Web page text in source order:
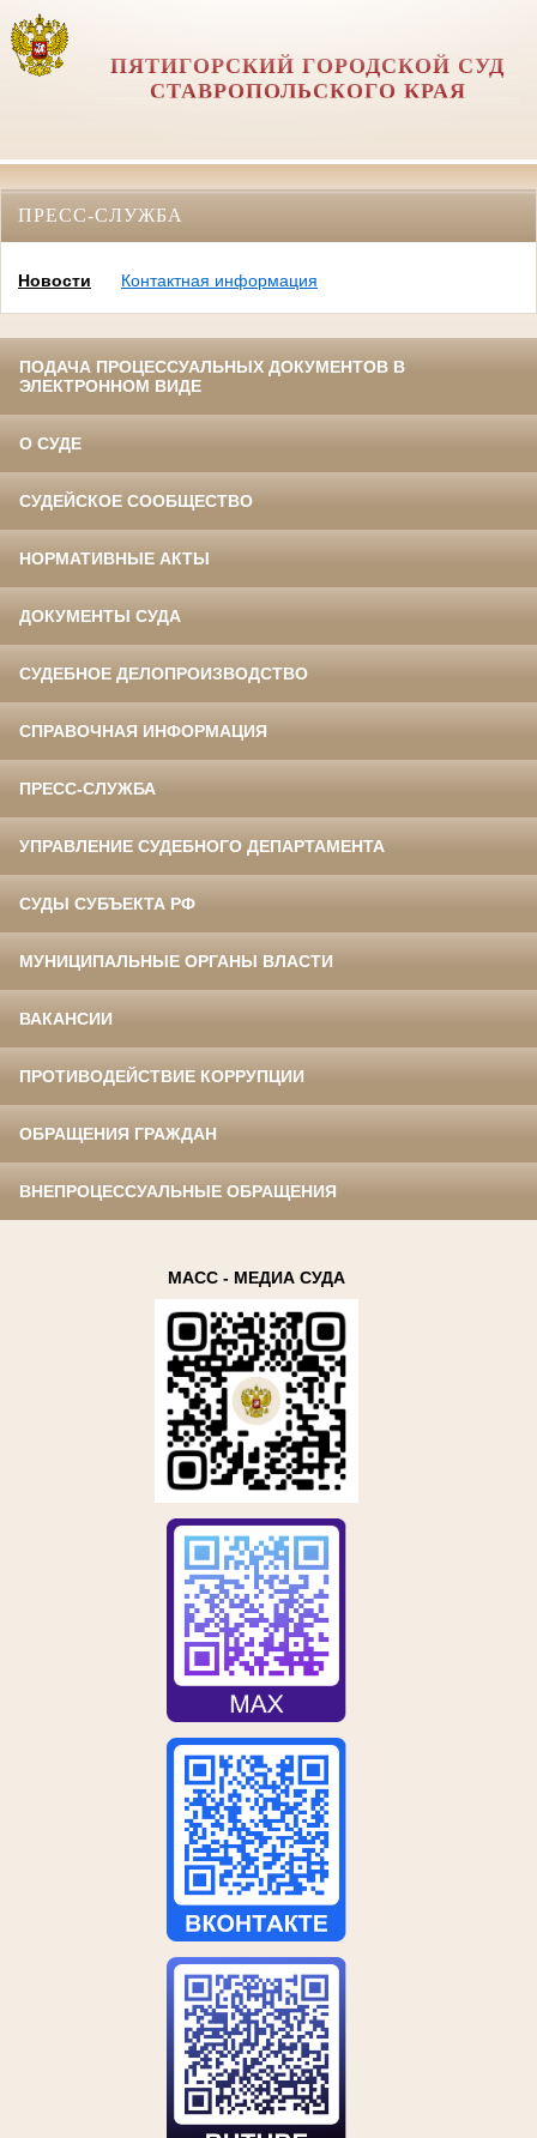
ПЯТИГОРСКИЙ ГОРОДСКОЙ СУД
СТАВРОПОЛЬСКОГО КРАЯ
ПРЕСС-СЛУЖБА
Новости Контактная информация
ПОДАЧА ПРОЦЕССУАЛЬНЫХ ДОКУМЕНТОВ В
ЭЛЕКТРОННОМ ВИДЕ
О СУДЕ
СУДЕЙСКОЕ СООБЩЕСТВО
НОРМАТИВНЫЕ АКТЫ
ДОКУМЕНТЫ СУДА
СУДЕБНОЕ ДЕЛОПРОИЗВОДСТВО
СПРАВОЧНАЯ ИНФОРМАЦИЯ
ПРЕСС-СЛУЖБА
УПРАВЛЕНИЕ СУДЕБНОГО ДЕПАРТАМЕНТА
СУДЫ СУБЪЕКТА РФ
МУНИЦИПАЛЬНЫЕ ОРГАНЫ ВЛАСТИ
ВАКАНСИИ
ПРОТИВОДЕЙСТВИЕ КОРРУПЦИИ
ОБРАЩЕНИЯ ГРАЖДАН
ВНЕПРОЦЕССУАЛЬНЫЕ ОБРАЩЕНИЯ
МАСС - МЕДИА СУДА